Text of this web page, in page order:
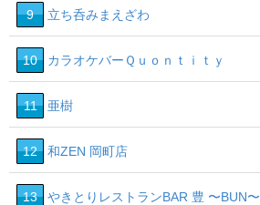
9 立ち呑みまえざわ
10 カラオケバーＱｕｏｎｔｉｔｙ
11 亜樹
12 和ZEN 岡町店
13 やきとりレストランBAR 豊 〜BUN〜